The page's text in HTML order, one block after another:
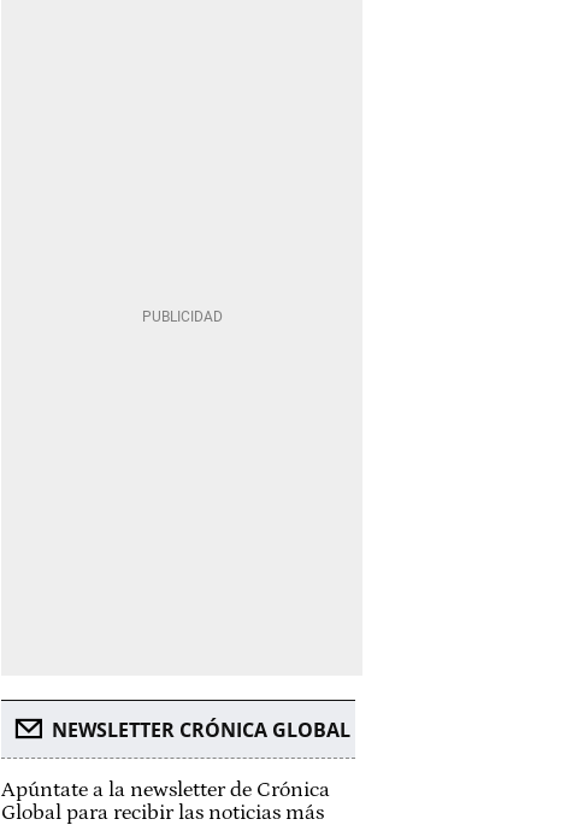
NEWSLETTER CRÓNICA GLOBAL
Apúntate a la newsletter de Crónica
Global para recibir las noticias más